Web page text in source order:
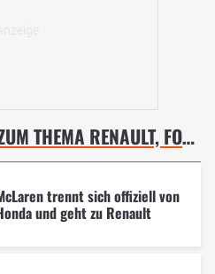
DIE BESTEN BEITRÄGE ZUM THEMA RENAULT, FORMEL 1
trennt sich offiziell von
und geht zu Renault